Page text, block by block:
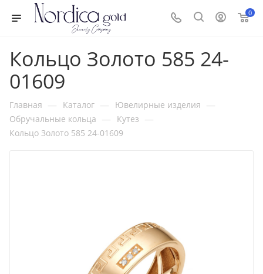
0
Кольцо Золото 585 24-
01609
Главная — Каталог — Ювелирные изделия —
Обручальные кольца — Кутез —
Кольцо Золото 585 24-01609